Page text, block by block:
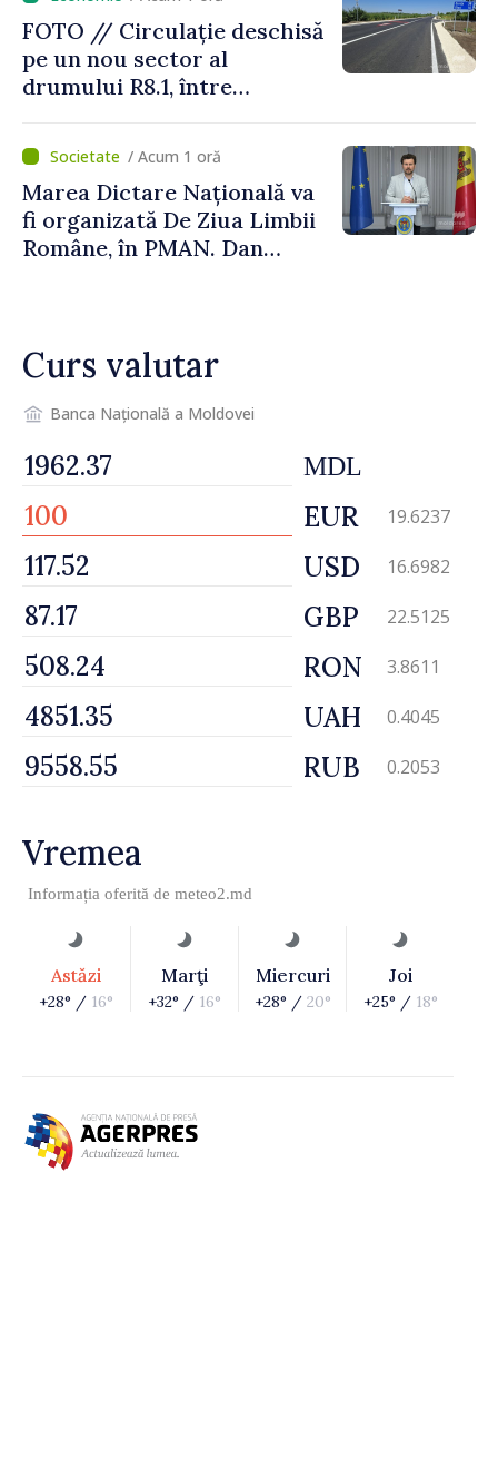
FOTO // Circulație deschisă
pe un nou sector al
drumului R8.1, între
Bolea: „Drumuri bune
înseamnă deplasări sigure
ale agenților economici și
cetățenilor”
/ Acum 1 oră
Marea Dictare Națională va
fi organizată De Ziua Limbii
Române, în PMAN. Dan
Curs valutar
Banca Națională a Moldovei
MDL
EUR 19.6237
USD 16.6982
GBP 22.5125
RON 3.8611
UAH 0.4045
RUB 0.2053
Vremea
Informația oferită de meteo2.md
Astăzi
+28° / 16°
Marţi
+32° / 16°
Miercuri
+28° / 20°
Joi
+25° / 18°